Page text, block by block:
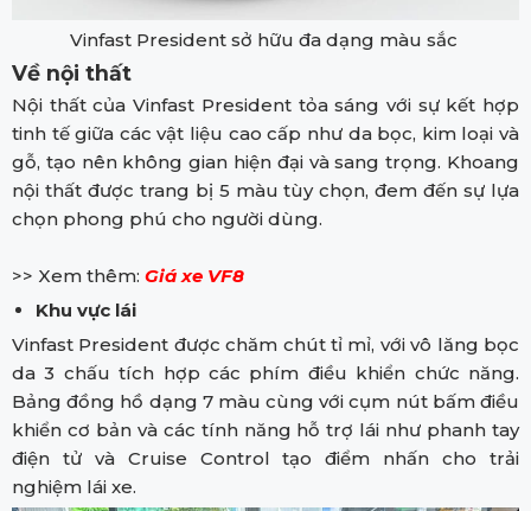
Vinfast President sở hữu đa dạng màu sắc
Về nội thất
Nội thất của Vinfast President tỏa sáng với sự kết hợp
tinh tế giữa các vật liệu cao cấp như da bọc, kim loại và
gỗ, tạo nên không gian hiện đại và sang trọng. Khoang
nội thất được trang bị 5 màu tùy chọn, đem đến sự lựa
chọn phong phú cho người dùng.
>> Xem thêm: Giá xe VF8
Khu vực lái
Vinfast President được chăm chút tỉ mỉ, với vô lăng bọc
da 3 chấu tích hợp các phím điều khiển chức năng.
Bảng đồng hồ dạng 7 màu cùng với cụm nút bấm điều
khiển cơ bản và các tính năng hỗ trợ lái như phanh tay
điện tử và Cruise Control tạo điểm nhấn cho trải
nghiệm lái xe.